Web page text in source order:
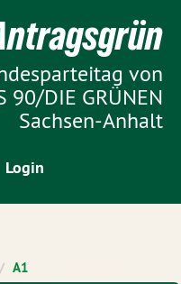
Login
von
90/DIE GRÜNEN
Sachsen-Anhalt
A1